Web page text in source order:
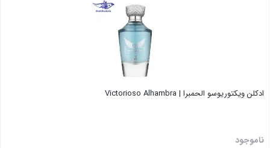
ادکلن ویکتوریوسو الحمبرا | Victorioso Alhambra
ناموجود